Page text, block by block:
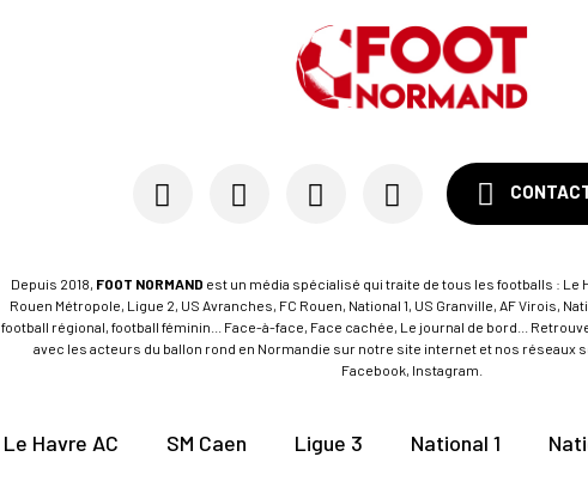
Depuis 2018, FOOT NORMAND est un média spécialisé qui traite de tous les footballs : Le
Rouen Métropole, Ligue 2, US Avranches, FC Rouen, National 1, US Granville, AF Virois,
football régional, football féminin... Face-à-face, Face cachée, Le journal de bord...
avec les acteurs du ballon rond en Normandie sur notre site internet et nos réseaux
Facebook, Instagram.
Le Havre AC SM Caen Ligue 3 National 1